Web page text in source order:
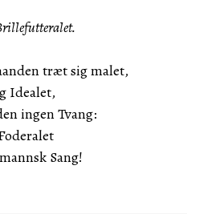
træt sig malet,
ingen Tvang:
Sang!